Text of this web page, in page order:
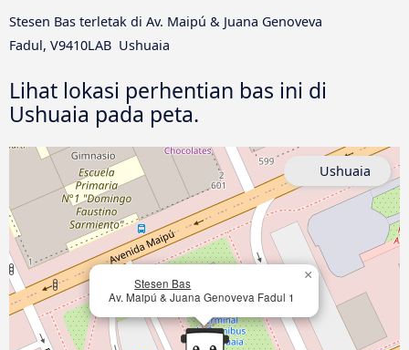
Stesen Bas terletak di Av. Maipú & Juana Genoveva
Fadul, V9410LAB Ushuaia
Lihat lokasi perhentian bas ini di
Ushuaia pada peta.
Stesen Bas
Av. Maipú & Juana Genoveva Fadul 1
×
Ushuaia